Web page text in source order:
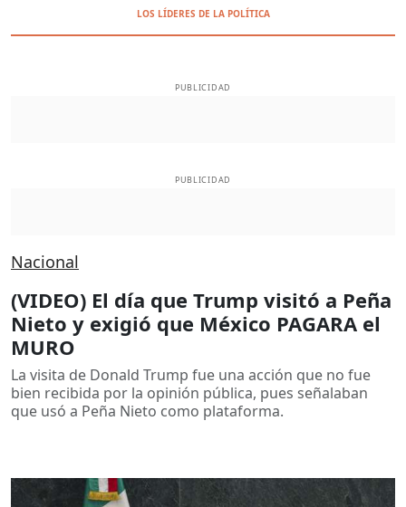
LOS LÍDERES DE LA POLÍTICA
PUBLICIDAD
PUBLICIDAD
Nacional
(VIDEO) El día que Trump visitó a Peña
Nieto y exigió que México PAGARA el
MURO
La visita de Donald Trump fue una acción que no fue
bien recibida por la opinión pública, pues señalaban
que usó a Peña Nieto como plataforma.